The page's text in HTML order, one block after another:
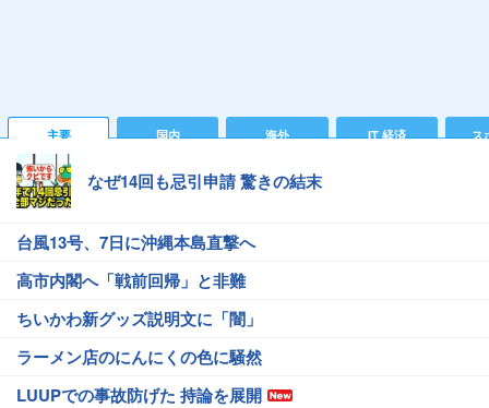
主要 国内 海外 IT 経済 ス
なぜ14回も忌引申請 驚きの結末
台風13号、7日に沖縄本島直撃へ
高市内閣へ「戦前回帰」と非難
ちいかわ新グッズ説明文に「闇」
ラーメン店のにんにくの色に騒然
LUUPでの事故防げた 持論を展開